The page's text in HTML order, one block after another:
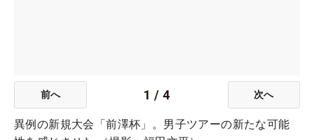
前へ 1 /4 次へ
異例の新規大会「前澤杯」。男子ツアーの新たな可能